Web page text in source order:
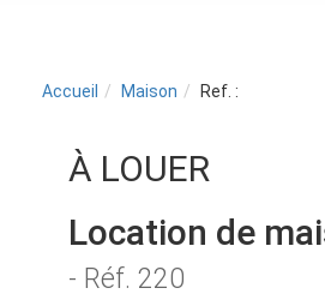
Accueil Maison Ref. :
À LOUER
Location de
- Réf. 220